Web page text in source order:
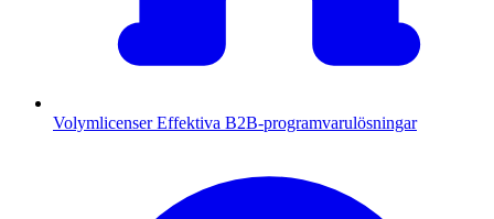
Volymlicenser Effektiva B2B-programvarulösningar